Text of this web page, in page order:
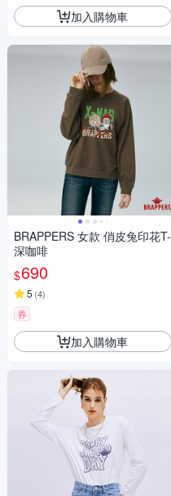
加入購物車
BRAPPERS 女款 俏皮兔印花T-
深咖啡
$690
5 (4)
券
加入購物車